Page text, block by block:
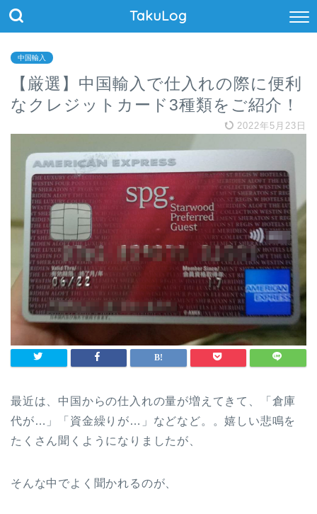
TakuLog
中国輸入
【厳選】中国輸入で仕入れの際に便利
なクレジットカード3種類をご紹介！
2022年5月23日
最近は、中国からの仕入れの量が増えてきて、「倉庫
代が…」「資金繰りが…」などなど。。嬉しい悲鳴を
たくさん聞くようになりましたが、
そんな中でよく聞かれるのが、